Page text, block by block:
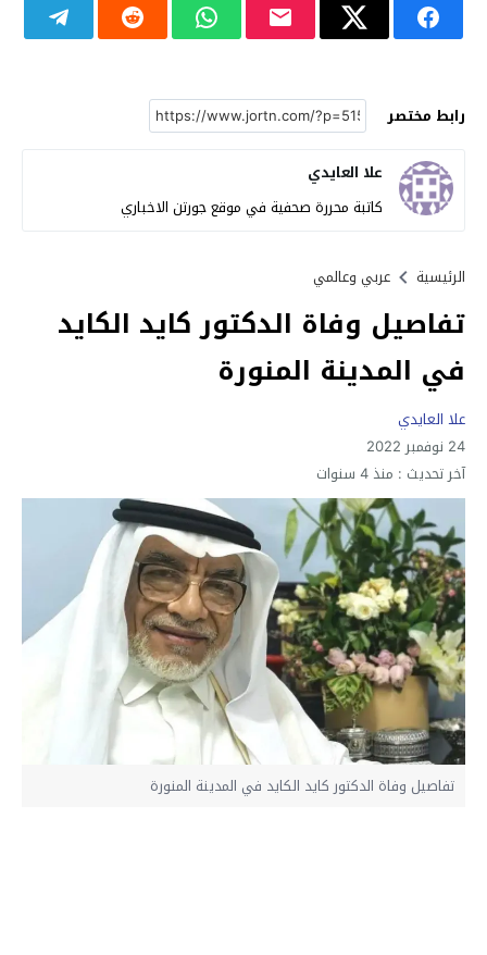
رابط مختصر
علا العايدي
كاتبة محررة صحفية في موقع جورتن الاخباري
الرئيسية عربي وعالمي
تفاصيل وفاة الدكتور كايد الكايد
في المدينة المنورة
علا العايدي
24 نوفمبر 2022
آخر تحديث : منذ 4 سنوات
تفاصيل وفاة الدكتور كايد الكايد في المدينة المنورة